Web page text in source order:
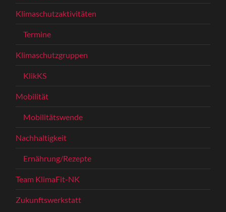
Klimaschutzaktivitäten
Termine
Klimaschutzgruppen
KlikKS
Mobilität
Mobilitätswende
Nachhaltigkeit
Ernährung/Rezepte
Team KlimaFit-NK
Zukunftswerkstatt